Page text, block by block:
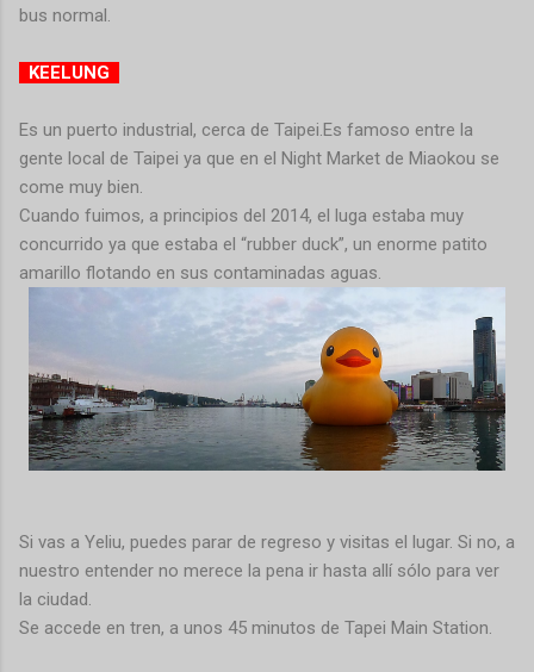
bus normal.
KEELUNG
Es un puerto industrial, cerca de Taipei.Es famoso entre la
gente local de Taipei ya que en el Night Market de Miaokou se
come muy bien.
Cuando fuimos, a principios del 2014, el luga estaba muy
concurrido ya que estaba el “rubber duck”, un enorme patito
amarillo flotando en sus contaminadas aguas.
Si vas a Yeliu, puedes parar de regreso y visitas el lugar. Si no, a
nuestro entender no merece la pena ir hasta allí sólo para ver
la ciudad.
Se accede en tren, a unos 45 minutos de Tapei Main Station.